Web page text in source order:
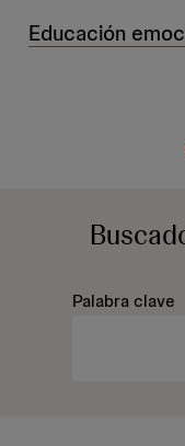
Educación
Palabra clave